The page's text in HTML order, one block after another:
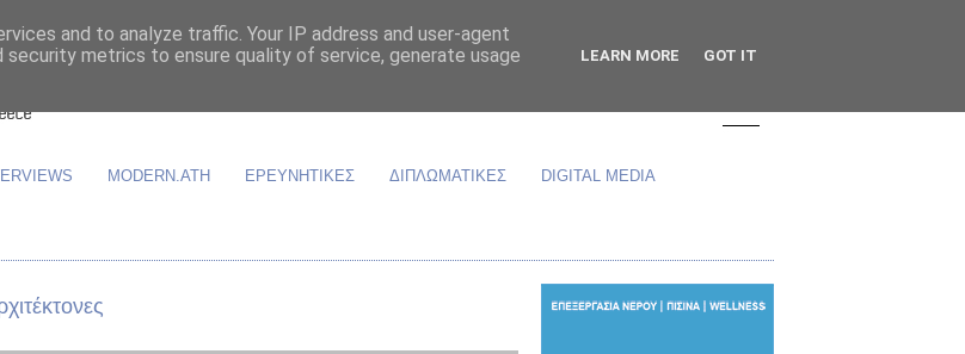
MODERN.ATH ΕΡΕΥΝΗΤΙΚΕΣ ΔΙΠΛΩΜΑΤΙΚΕΣ DIGITAL MEDIA
and to analyze traffic. Your IP address and user-agent
metrics to ensure quality of service, generate usage
LEARN MORE GOT IT